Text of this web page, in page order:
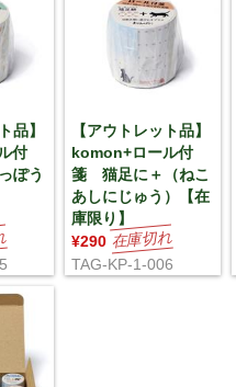
品】
付
ぽう
【アウトレット品】
komon+ロール付
箋 猫足に＋（ねこ
あしにじゅう）【在
庫限り】
¥290
TAG-KP-1-006